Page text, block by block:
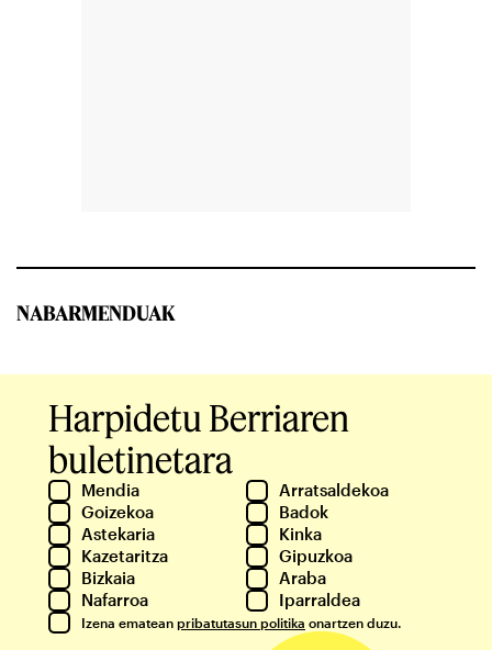
NABARMENDUAK
Harpidetu Berriaren
buletinetara
Mendia
Arratsaldekoa
Goizekoa
Badok
Astekaria
Kinka
Kazetaritza
Gipuzkoa
Bizkaia
Araba
Nafarroa
Iparraldea
Izena ematean pribatutasun politika onartzen duzu.